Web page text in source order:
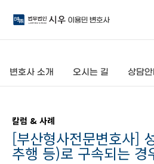
변호사 소개 오시는 길 상담안
칼럼 & 사례
[부산형사전문변호사]
추행 등)로 구속되는 경